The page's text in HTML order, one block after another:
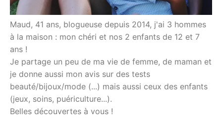
Maud, 41 ans, blogueuse depuis 2014, j'ai 3 hommes
à la maison : mon chéri et nos 2 enfants de 12 et 7
ans !
Je partage un peu de ma vie de femme, de maman et
je donne aussi mon avis sur des tests
beauté/bijoux/mode (...) mais aussi ceux des enfants
(jeux, soins, puériculture...).
Belles découvertes à vous !